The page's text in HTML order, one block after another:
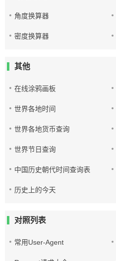
角度换算器
密度换算器
其他
在线涂鸦画板
世界各地时间
世界各地货币查询
世界节日查询
中国历史朝代时间查询表
历史上的今天
对照列表
常用User-Agent